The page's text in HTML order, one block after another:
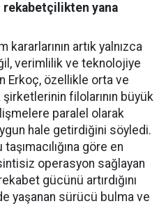
rekabetçilikten yana
artık yalnızca
verimlilik ve teknolojiye
Erkoç, özellikle orta ve
filolarının büyük
para­lel olarak
hale getirdiğini söyledi.
göre en
operasyon sağlayan
gücünü artırdığını
yaşa­nan sürücü bulma ve